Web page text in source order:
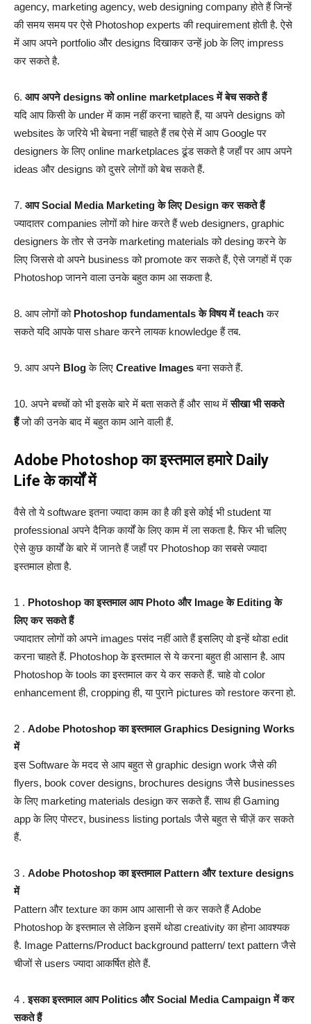
agency, marketing agency, web designing company होते हैं जिन्हें
की समय समय पर ऐसे Photoshop experts की requirement होती है. ऐसे
में आप अपने portfolio और designs दिखाकर उन्हें job के लिए impress
कर सकते है.
6. आप अपने designs को online marketplaces में बेच सकते हैं
यदि आप किसी के under में काम नहीं करना चाहते हैं, या अपने designs को
websites के जरिये भी बेचना नहीं चाहते हैं तब ऐसे में आप Google पर
designers के लिए online marketplaces ढूंड सकते है जहाँ पर आप अपने
ideas और designs को दुसरे लोगों को बेच सकते हैं.
7. आप Social Media Marketing के लिए Design कर सकते हैं
ज्यादातर companies लोगों को hire करते हैं web designers, graphic
designers के तोर से उनके marketing materials को desing करने के
लिए जिससे वो अपने business को promote कर सकते हैं, ऐसे जगहों में एक
Photoshop जानने वाला उनके बहुत काम आ सकता है.
8. आप लोगों को Photoshop fundamentals के विषय में teachकर
सकते यदि आपके पास share करने लायक knowledge हैं तब.
9. आप अपने Blogके लिए Creative Imagesबना सकते हैं.
10. अपने बच्चों को भी इसके बारे में बता सकते हैं और साथ मेंसीखा भी सकते
हैंजो की उनके बाद में बहुत काम आने वाली हैं.
Adobe Photoshop का इस्तमाल हमारे Daily
Life के कार्यों में
वैसे तो ये software इतना ज्यादा काम का है की इसे कोई भी student या
professional अपने दैनिक कार्यों के लिए काम में ला सकता है. फिर भी चलिए
ऐसे कुछ कार्यों के बारे में जानते हैं जहाँ पर Photoshop का सबसे ज्यादा
इस्तमाल होता है.
1 . Photoshop का इस्तमाल आप Photo और Image के Editing के
लिए कर सकते हैं
ज्यादातर लोगों को अपने images पसंद नहीं आते हैं इसलिए वो इन्हें थोडा edit
करना चाहते हैं. Photoshop के इस्तमाल से ये करना बहुत ही आसान है. आप
Photoshop के tools का इस्तमाल कर ये कर सकते हैं. चाहे वो color
enhancement ही, cropping ही, या पुराने pictures को restore करना हो.
2 . Adobe Photoshop का इस्तमाल Graphics Designing Works
में
इस Software के मदद से आप बहुत से graphic design work जैसे की
flyers, book cover designs, brochures designs जैसे businesses
के लिए marketing materials design कर सकते हैं. साथ ही Gaming
app के लिए पोस्टर, business listing portals जैसे बहुत से चीज़ें कर सकते
हैं.
3 . Adobe Photoshop का इस्तमाल Pattern और texture designs
में
Pattern और texture का काम आप आसानी से कर सकते हैं Adobe
Photoshop के इस्तमाल से लेकिन इसमें थोडा creativity का होना आवश्यक
है. Image Patterns/Product background pattern/ text pattern जैसे
चीजों से users ज्यादा आकर्षित होते हैं.
4 .इसका इस्तमाल आप Politics और Social Media Campaign में कर
सकते हैं